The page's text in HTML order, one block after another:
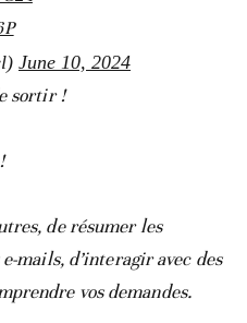
June 10, 2024
sortir !
de résumer les
mails, d’interagir avec des
vos demandes.